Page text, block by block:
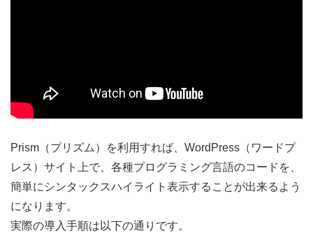
Prism（プリズム）を利用すれば、WordPress（ワードプ
レス）サイト上で、各種プログラミング言語のコードを、
簡単にシンタックスハイライト表示することが出来るよう
になります。
実際の導入手順は以下の通りです。